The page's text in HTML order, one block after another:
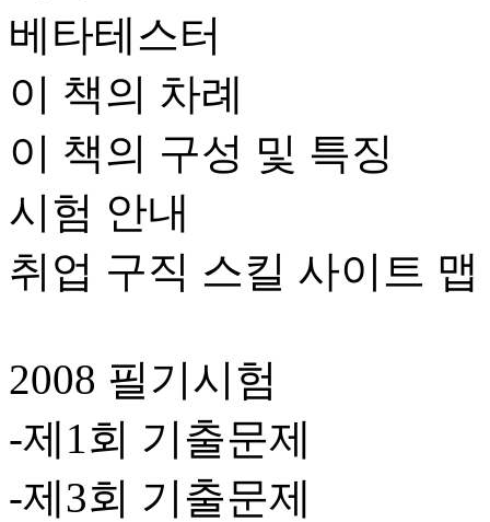
베타테스터
이 책의 차례
이 책의 구성 및 특징
시험 안내
취업 구직 스킬 사이트 맵
2008 필기시험
-제1회 기출문제
-제3회 기출문제